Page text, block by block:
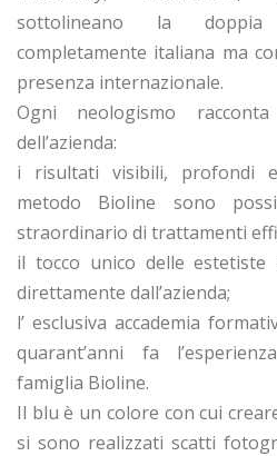
sottolineano la doppia
completamente italiana ma
presenza internazionale.
Ogni neologismo
dell’azienda:
i risultati visibili, profondi e
metodo Bioline sono
straordinario di trattamenti
il tocco unico delle estetiste
direttamente dall’azienda;
l’ esclusiva accademia
quarant’anni fa
famiglia Bioline.
Il blu è un colore con cui
si sono realizzati scatti